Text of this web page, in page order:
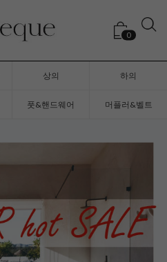
0
상의 하의
풋&핸드웨어 머플러&벨트